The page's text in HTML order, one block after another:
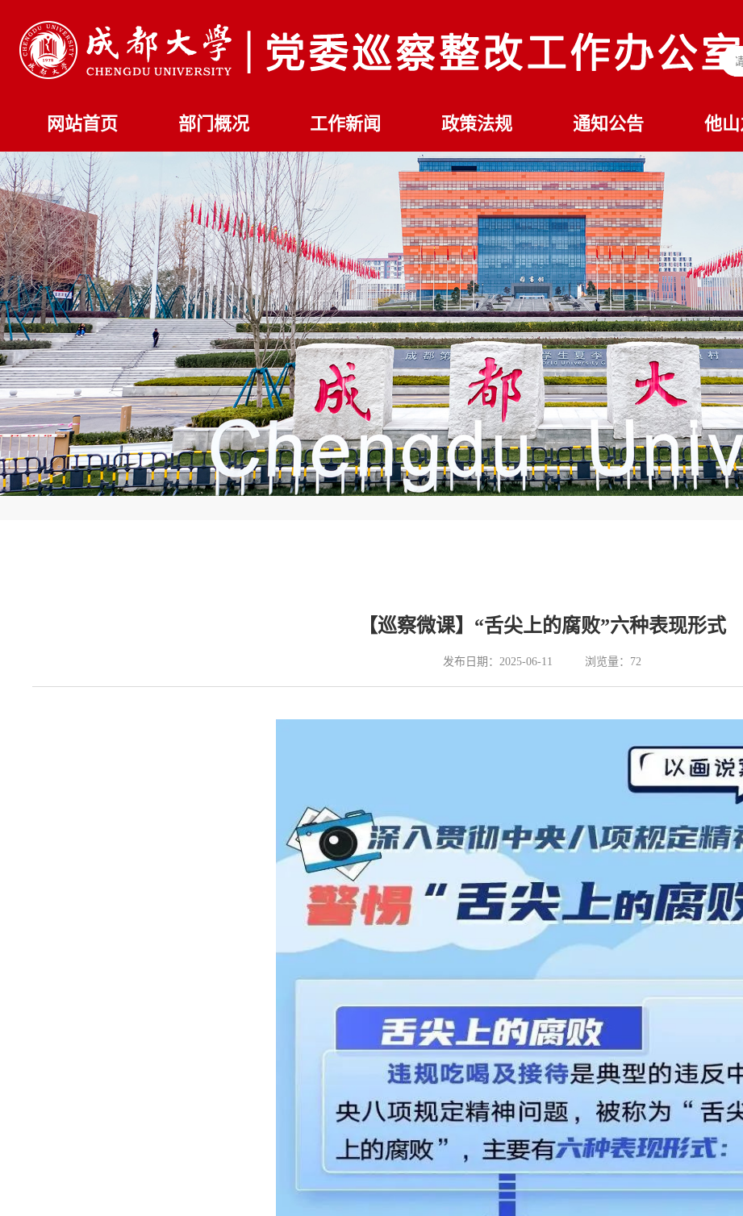
网站首页 部门概况 工作新闻 政策法规 通知公告 他
【巡察微课】“舌尖上的腐败”六种表现形式
发布日期：2025-06-11 浏览量： 72